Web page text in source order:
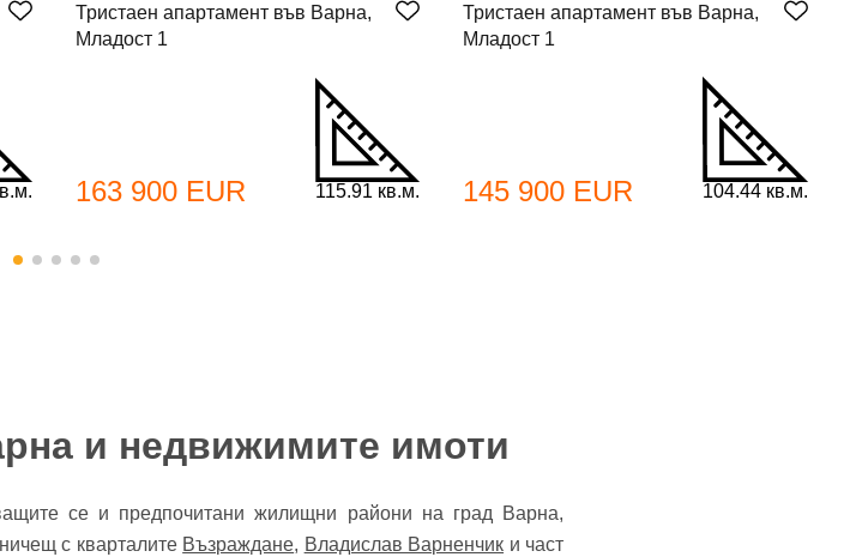
Тристаен апартамент във Варна,
Младост 1
163 900 EUR 115.91 кв.м.
Тристаен апартамент във Варна,
Младост 1
145 900 EUR 104.44 кв.м.
и недвижимите имоти
се и предпочитани жилищни райони на град Варна,
с кварталите Възраждане, Владислав Варненчик и част
стигна до нас. Ще